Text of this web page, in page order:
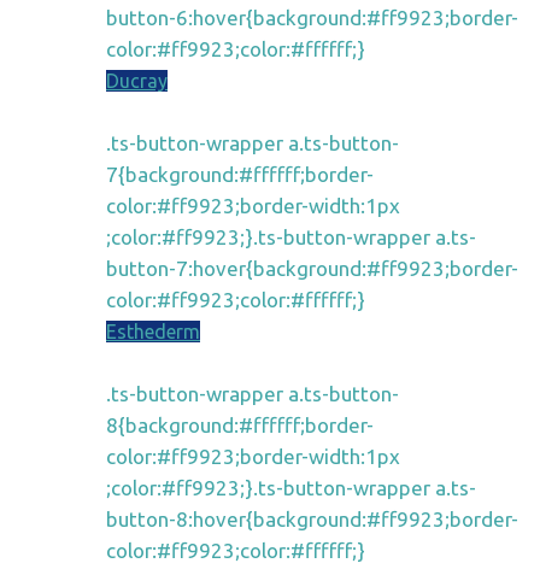
button-6:hover{background:#ff9923;border-
color:#ff9923;color:#ffffff;}
Ducray
.ts-button-wrapper a.ts-button-
7{background:#ffffff;border-
color:#ff9923;border-width:1px
;color:#ff9923;}.ts-button-wrapper a.ts-
button-7:hover{background:#ff9923;border-
color:#ff9923;color:#ffffff;}
Esthederm
.ts-button-wrapper a.ts-button-
8{background:#ffffff;border-
color:#ff9923;border-width:1px
;color:#ff9923;}.ts-button-wrapper a.ts-
button-8:hover{background:#ff9923;border-
color:#ff9923;color:#ffffff;}